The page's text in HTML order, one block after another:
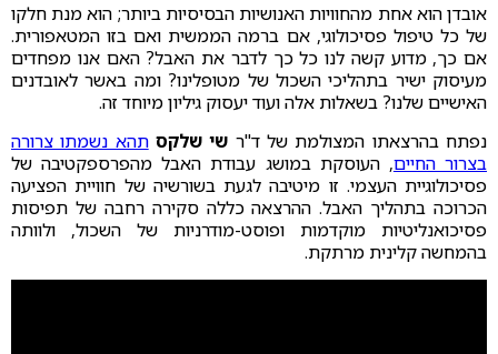
אובדן הוא אחת מהחוויות האנושיות הבסיסיות ביותר; הוא מנת חלקו
של כל טיפול פסיכולוגי, אם ברמה הממשית ואם בזו המטאפורית.
אם כך, מדוע קשה לנו כל כך לדבר את האבל? האם אנו מפחדים
מעיסוק ישיר בתהליכי השכול של מטופלינו? ומה באשר לאובדנים
האישיים שלנו? בשאלות אלה ועוד יעסוק גיליון מיוחד זה.
נפתח בהרצאתו המצולמת של ד"ר שי שלקס תהא נשמתו צרורה
בצרור החיים, העוסקת במושג עבודת האבל מהפרספקטיבה של
פסיכולוגיית העצמי. זו מיטיבה לגעת בשורשיה של חוויית הפציעה
הכרוכה בתהליך האבל. ההרצאה כללה סקירה רחבה של תפיסות
פסיכואנליטיות מוקדמות ופוסט-מודרניות של השכול, ולוותה
בהמחשה קלינית מרתקת.